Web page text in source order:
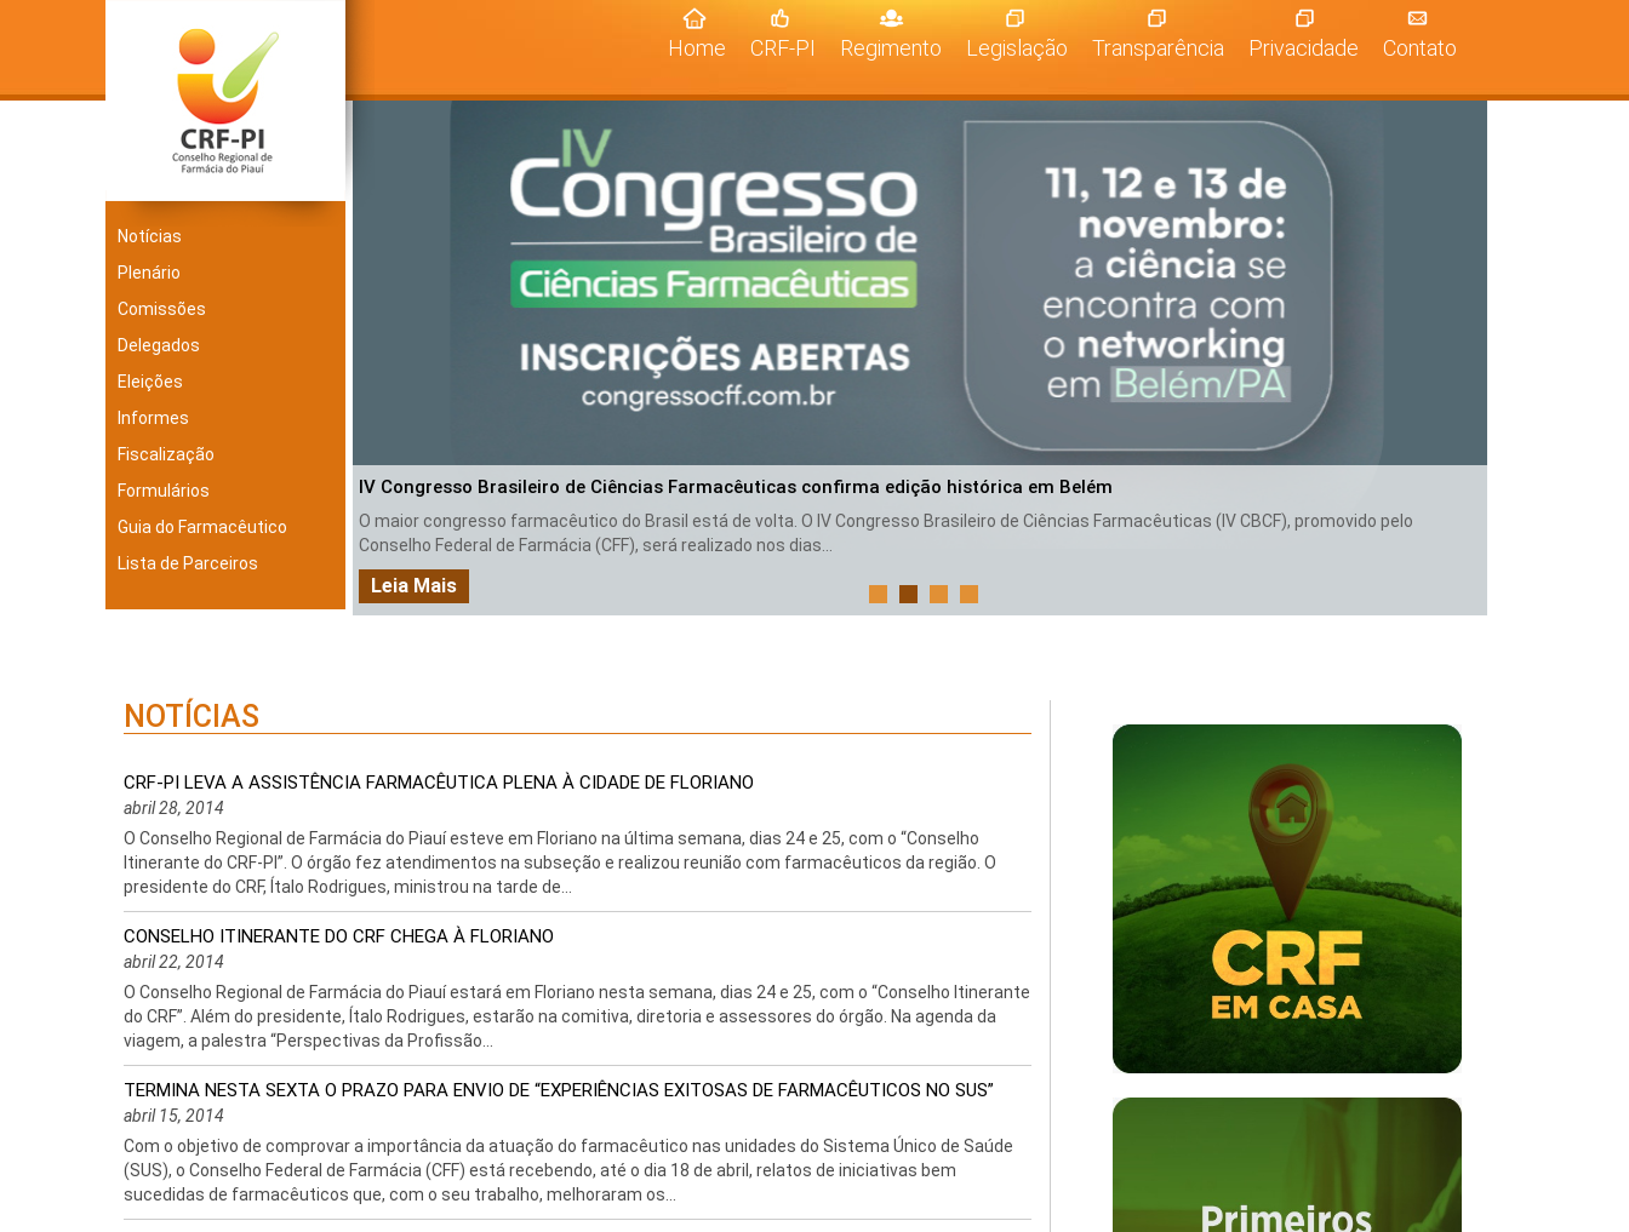
Home (current)
CRF-PI Regimento Legislação Transparência Privacidade Contato
Notícias
Plenário
Comissões
Delegados
Eleições
Informes
Fiscalização
Formulários
Guia do Farmacêutico
Lista de Parceiros
IV Congresso Brasileiro de Ciências Farmacêuticas confirma edição histórica em Belém
O maior congresso farmacêutico do Brasil está de volta. O IV Congresso Brasileiro de Ciências Farmacêuticas (IV CBCF), promovido pelo
Conselho Federal de Farmácia (CFF), será realizado nos dias...
Leia Mais
NOTÍCIAS
CRF-PI LEVA A ASSISTÊNCIA FARMACÊUTICA PLENA À CIDADE DE FLORIANO
abril 28, 2014
O Conselho Regional de Farmácia do Piauí esteve em Floriano na última semana, dias 24 e 25, com o “Conselho
Itinerante do CRF-PI”. O órgão fez atendimentos na subseção e realizou reunião com farmacêuticos da região. O
presidente do CRF, Ítalo Rodrigues, ministrou na tarde de...
CONSELHO ITINERANTE DO CRF CHEGA À FLORIANO
abril 22, 2014
O Conselho Regional de Farmácia do Piauí estará em Floriano nesta semana, dias 24 e 25, com o “Conselho Itinerante
do CRF”. Além do presidente, Ítalo Rodrigues, estarão na comitiva, diretoria e assessores do órgão. Na agenda da
viagem, a palestra “Perspectivas da Profissão...
TERMINA NESTA SEXTA O PRAZO PARA ENVIO DE “EXPERIÊNCIAS EXITOSAS DE FARMACÊUTICOS NO SUS”
abril 15, 2014
Com o objetivo de comprovar a importância da atuação do farmacêutico nas unidades do Sistema Único de Saúde
(SUS), o Conselho Federal de Farmácia (CFF) está recebendo, até o dia 18 de abril, relatos de iniciativas bem
sucedidas de farmacêuticos que, com o seu trabalho, melhoraram os...